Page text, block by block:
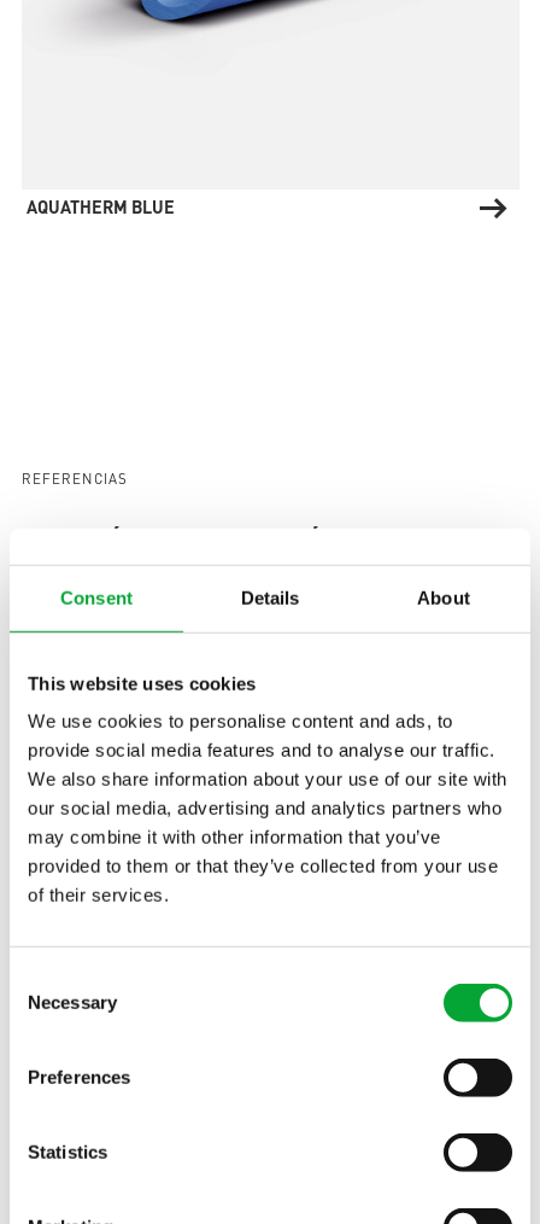
Consent Details About
This website uses cookies
We use cookies to personalise content and ads, to
provide social media features and to analyse our traffic.
We also share information about your use of our site with
our social media, advertising and analytics partners who
may combine it with other information that you’ve
provided to them or that they’ve collected from your use
of their services.
Selection
Necessary
Preferences
Statistics
AQUATHERM BLUE
REFERENCIAS
Conexión a la calefacción y la
refrigeración en la práctica
BUQUES DE INVESTIGACIÓN "SNOW DRAGON 1" Y "SNOW
Descubra más referencias